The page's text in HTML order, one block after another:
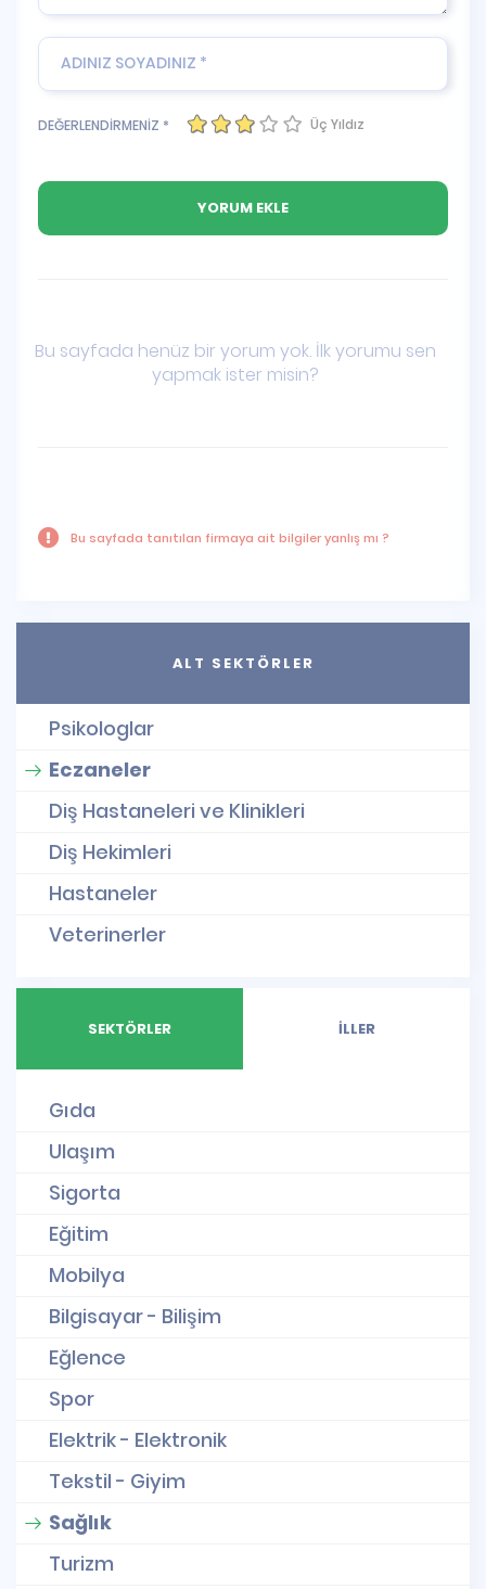
DEĞERLENDİRMENİZ * Üç Yıldız
Bu sayfada henüz bir yorum yok. İlk yorumu sen
yapmak ister misin?
Bu sayfada tanıtılan firmaya ait bilgiler yanlış mı ?
ALT SEKTÖRLER
Psikologlar
Eczaneler
Diş Hastaneleri ve Klinikleri
Diş Hekimleri
Hastaneler
Veterinerler
SEKTÖRLER İLLER
Gıda
Ulaşım
Sigorta
Eğitim
Mobilya
Bilgisayar - Bilişim
Eğlence
Spor
Elektrik - Elektronik
Tekstil - Giyim
Sağlık
Turizm